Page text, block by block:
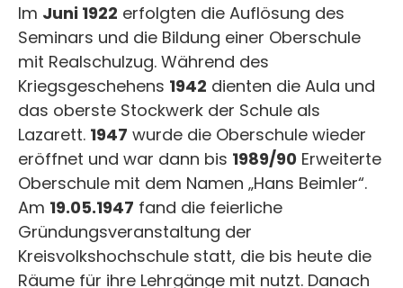
Im Juni 1922 erfolgten die Auflösung des
Seminars und die Bildung einer Oberschule
mit Realschulzug. Während des
Kriegsgeschehens 1942 dienten die Aula und
das oberste Stockwerk der Schule als
Lazarett. 1947 wurde die Oberschule wieder
eröffnet und war dann bis 1989/90 Erweiterte
Oberschule mit dem Namen „Hans Beimler“.
Am 19.05.1947 fand die feierliche
Gründungsveranstaltung der
Kreisvolkshochschule statt, die bis heute die
Räume für ihre Lehrgänge mit nutzt. Danach